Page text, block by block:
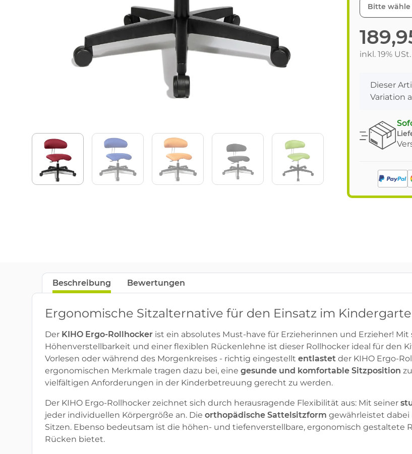
Bitte wähle
inkl. 19%
x
Dieser
Variation
Beschreibung Bewertungen
Ergonomische Sitzalternative für den Einsatz im
Der KIHO Ergo-Rollhocker ist ein absolutes Must-have für Erzieherinnen und Erzieher! Mit
Höhenverstellbarkeit und einer flexiblen Rückenlehne ist dieser Rollhocker ideal für den
Vorlesen oder während des Morgenkreises - richtig eingestellt entlastet der KIHO Ergo-
ergonomischen Merkmale tragen dazu bei, eine gesunde und komfortable Sitzposition
vielfältigen Anforderungen in der Kinderbetreuung gerecht zu werden.
Der KIHO Ergo-Rollhocker zeichnet sich durch herausragende Flexibilität aus: Mit seiner
jeder individuellen Körpergröße an. Die orthopädische Sattelsitzform gewährleistet
Sitzen. Ebenso bedeutsam ist die höhen- und tiefenverstellbare, ergonomisch
Rücken bietet.